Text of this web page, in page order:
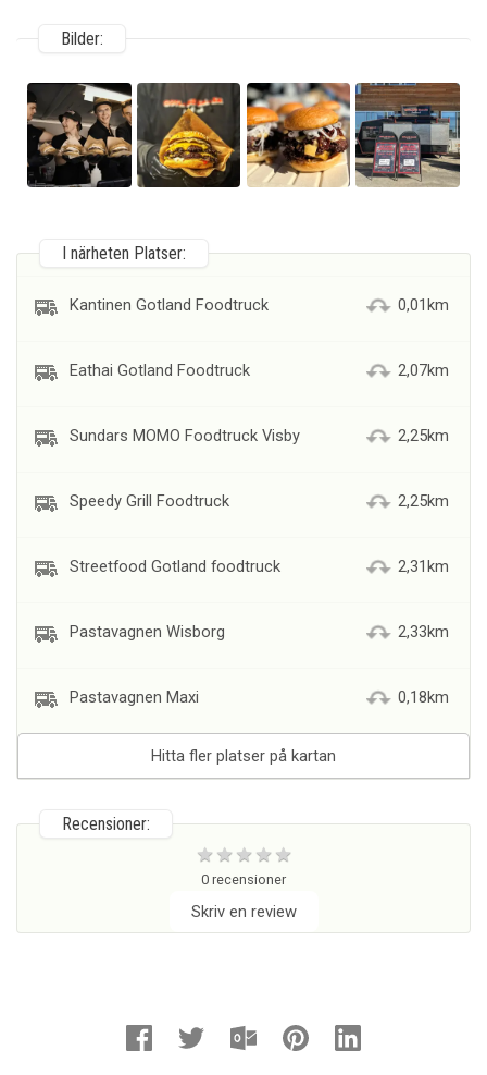
Bilder:
I närheten Platser:
Kantinen Gotland Foodtruck 0,01km
Eathai Gotland Foodtruck 2,07km
Sundars MOMO Foodtruck Visby 2,25km
Speedy Grill Foodtruck 2,25km
Streetfood Gotland foodtruck 2,31km
Pastavagnen Wisborg 2,33km
Pastavagnen Maxi 0,18km
Hitta fler platser på kartan
Recensioner:
0 recensioner
Skriv en review